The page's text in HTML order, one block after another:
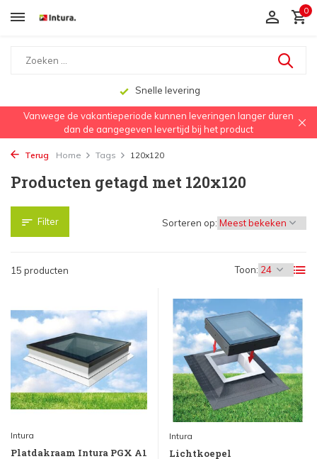
0
Snelle levering
Vanwege de vakantieperiode kunnen leveringen langer duren
dan de aangegeven levertijd bij het product
Terug Home Tags 120x120
Producten getagd met 120x120
Filter
15 producten Toon:
Sorteren op:
Intura
Platdakraam Intura PGX A1
Intura
Lichtkoepel